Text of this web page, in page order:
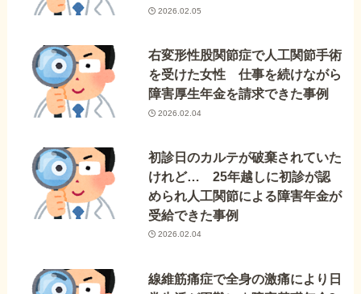
2026.02.05
右変形性股関節症で人工関節手術
を受けた女性 仕事を続けながら
障害厚生年金を請求できた事例
2026.02.04
初診日のカルテが破棄されていた
けれど… 25年越しに初診が認
められ人工関節による障害年金が
受給できた事例
2026.02.04
線維筋痛症で全身の激痛により日